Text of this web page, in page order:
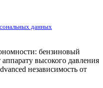
данных
бензиновый
аппарату высокого давления
независимость от